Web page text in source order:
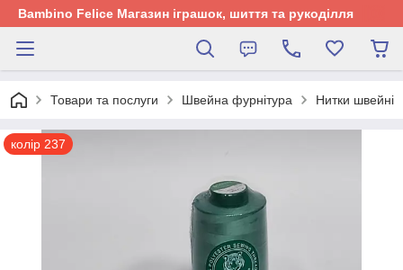
Bambino Felice Магазин іграшок, шиття та рукоділля
Товари та послуги Швейна фурнітура Нитки швейні
колір 237